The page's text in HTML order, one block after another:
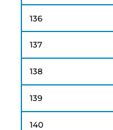
136
137
138
139
140